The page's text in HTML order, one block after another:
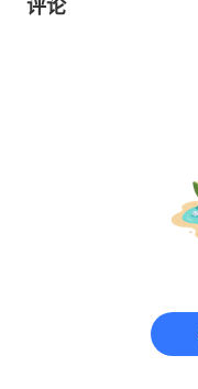
评论